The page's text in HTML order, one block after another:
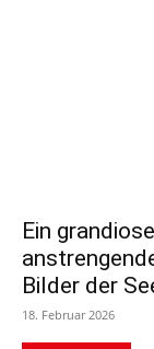
Ein
Bilder der
18. Februar 2026